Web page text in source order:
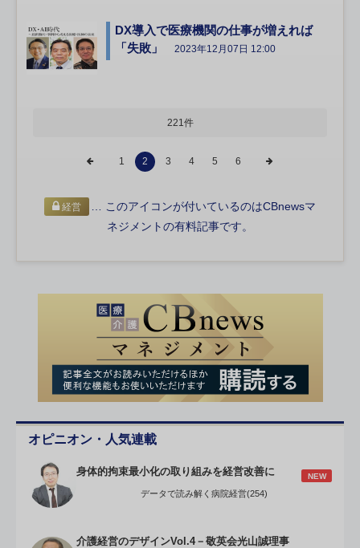
DX導入で医療機関の仕事が増えれば
「失敗」
2023年12月07日 12:00
221件
1 2 3 4 5 6
経営
… このアイコンが付いているのはCBnewsマ
ネジメントの有料記事です。
オピニオン・人気連載
身体的拘束最小化の取り組みを経営改善に NEW
データで読み解く病院経営(254)
介護経営のデザインVol.4－敬英会光山誠理事